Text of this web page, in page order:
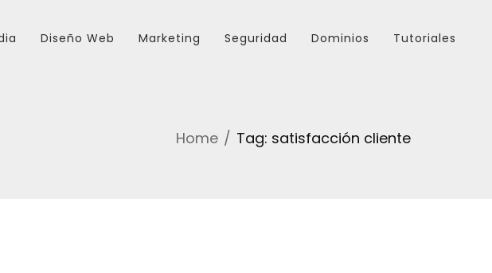
Diseño Web Marketing Seguridad Dominios Tutoriales
Home Tag: satisfacción cliente